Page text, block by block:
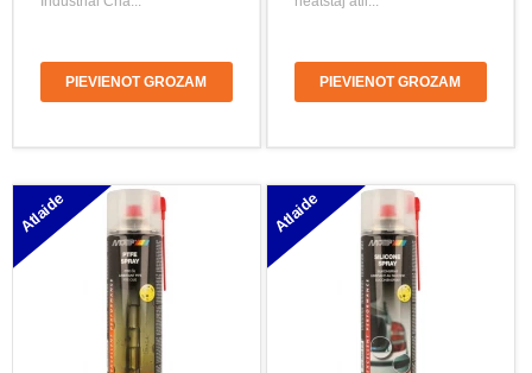
PIEVIENOT GROZAM PIEVIENOT GROZAM
Atlaide Atlaide